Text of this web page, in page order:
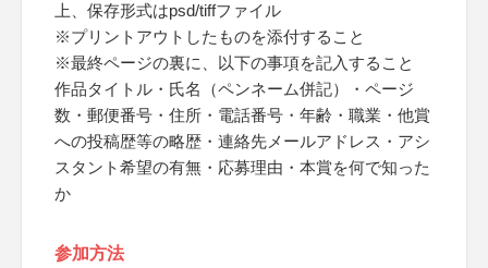
上、保存形式はpsd/tiffファイル
※プリントアウトしたものを添付すること
※最終ページの裏に、以下の事項を記入すること
作品タイトル・氏名（ペンネーム併記）・ページ
数・郵便番号・住所・電話番号・年齢・職業・他賞
への投稿歴等の略歴・連絡先メールアドレス・アシ
スタント希望の有無・応募理由・本賞を何で知った
か
参加方法